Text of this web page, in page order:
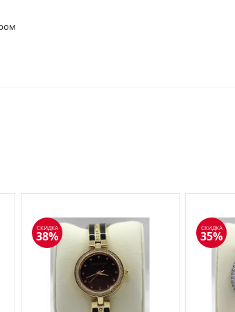
СКИДКА
38%
СКИДКА
35%